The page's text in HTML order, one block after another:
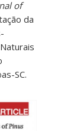
of
da
SC.